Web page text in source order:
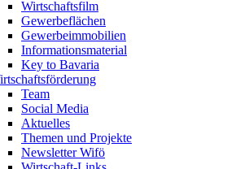
Wirtschaftsfilm
Gewerbeflächen
Gewerbeimmobilien
Informationsmaterial
Key to Bavaria
Team
Social Media
Aktuelles
Themen und Projekte
Newsletter Wifö